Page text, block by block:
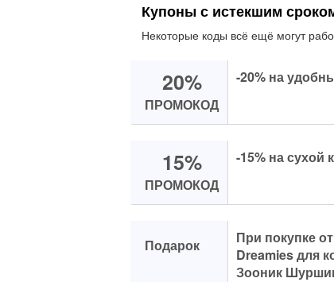
Купоны с истекшим
Некоторые коды всё ещё могут
20%
ПРОМОКОД
-20% на
15%
ПРОМОКОД
-15% на сухой
Подарок
При покупке
Dreamies для
Зооник